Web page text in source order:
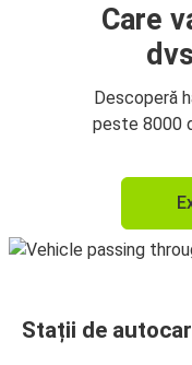
Care
Descoperă
peste 8000
Stații de